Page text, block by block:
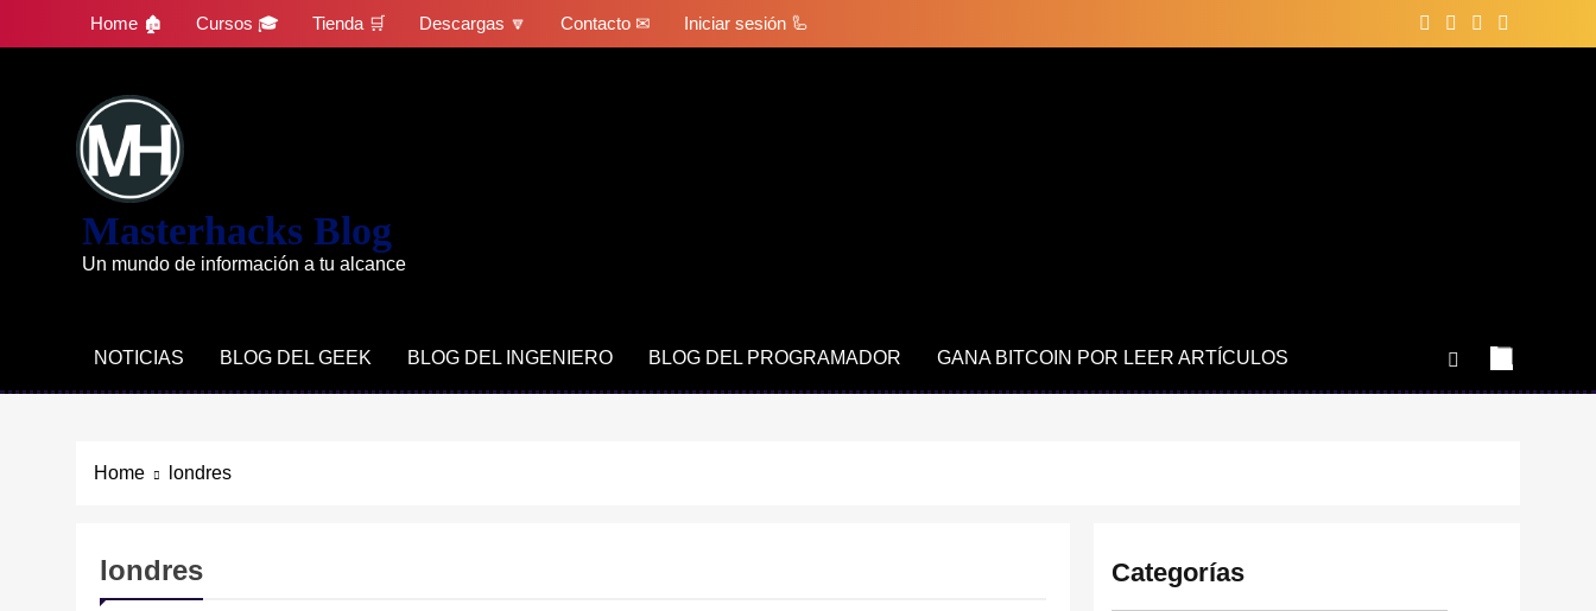
Home 🏚 Cursos 🎓 Tienda 🛒 Descargas 🔽 Contacto ✉ Iniciar sesión 🦾
Masterhacks Blog
Un mundo de información a tu alcance
NOTICIAS BLOG DEL GEEK BLOG DEL INGENIERO BLOG DEL PROGRAMADOR GANA BITCOIN POR LEER ARTÍCULOS
Home londres
londres Categorías